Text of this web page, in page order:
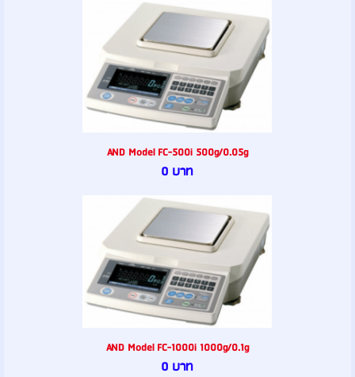
AND Model FC-500i 500g/0.05g
0 บาท
AND Model FC-1000i 1000g/0.1g
0 บาท